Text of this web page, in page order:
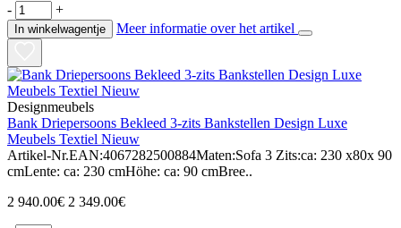
- +
In winkelwagentje Meer informatie over het artikel
Designmeubels
Bank Driepersoons Bekleed 3-zits Bankstellen Design Luxe
Meubels Textiel Nieuw
Artikel-Nr.EAN:4067282500884Maten:Sofa 3 Zits:ca: 230 x80x 90
cmLente: ca: 230 cmHöhe: ca: 90 cmBree..
2 940.00€ 2 349.00€